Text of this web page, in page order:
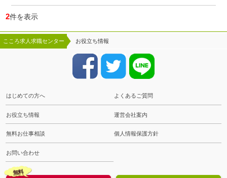
2件を表示
こころ求人求職センター お役立ち情報
はじめての方へ よくあるご質問
お役立ち情報 運営会社案内
無料お仕事相談 個人情報保護方針
お問い合わせ
無料